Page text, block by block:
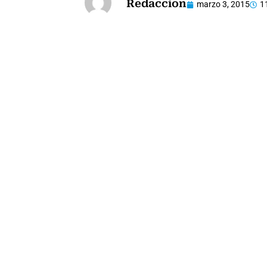
Redaccion marzo 3, 2015